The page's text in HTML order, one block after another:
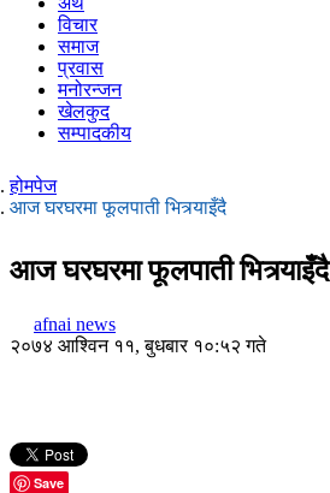
विचार
समाज
प्रवास
मनोरन्जन
खेलकुद
सम्पादकीय
होमपेज
आज घरघरमा फूलपाती भित्र्याइँदै
आज घरघरमा फूलपाती भित्र्याइँदै
afnai news
२०७४ आश्विन ११, बुधबार १०:५२ गते
Save